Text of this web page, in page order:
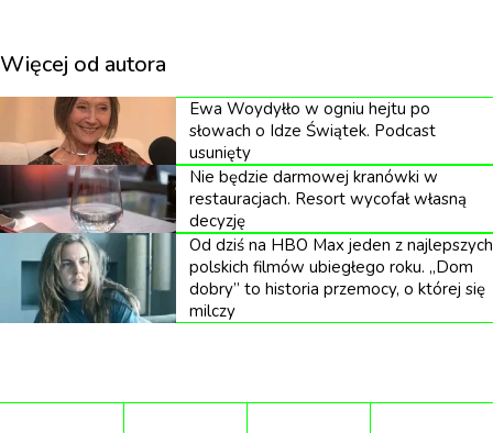
Spektakl, który zadebiutował jako dyplom Klaudii
Gębskiej w Akademii Sztuk Teatralnych w Krakowie,
zbierał nagrody na Warszawskich Spotkaniach
Teatralnych i Forum Młodej Reżyserii. Teraz dostaje
drugą odsłonę w Nowym Teatrze – w wersji
koncertowej, gdzie aktorzy na żywo tworzą ścieżkę
dźwiękową.
Więcej od autora
Ewa Woydyłło w ogniu hejtu po
słowach o Idze Świątek. Podcast
usunięty
Nie będzie darmowej kranówki w
restauracjach. Resort wycofał własną
decyzję
Od dziś na HBO Max jeden z najlepszych
polskich filmów ubiegłego roku. „Dom
dobry” to historia przemocy, o której się
milczy